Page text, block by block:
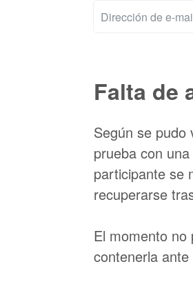
Falta de
Según se
prueba con
participante se
recuperarse
El momento no
contenerla